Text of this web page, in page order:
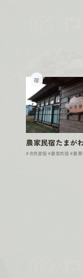
農家民宿たまが
宿
#古民家宿 #農家民宿 #農業